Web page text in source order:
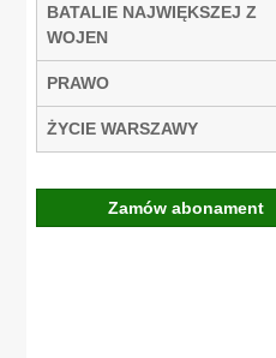
BATALIE NAJWIĘKSZEJ Z
WOJEN
PRAWO
ŻYCIE WARSZAWY
Zamów abonament